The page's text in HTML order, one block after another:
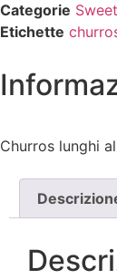
Categorie
Etichette
Churros lunghi